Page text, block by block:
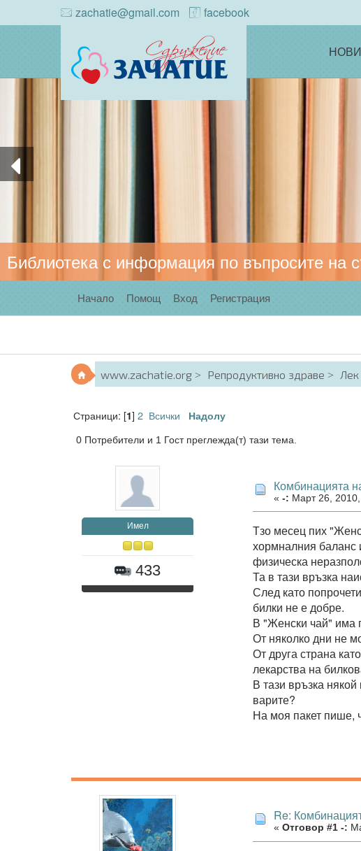
zachatie@gmail.com facebook
Библиотека с информация по въпросите на
Начало Помощ Вход Регистрация
www.zachatie.org Репродуктивно здраве Лек
Страници: [1] 2 Всички Надолу
0 Потребители и 1 Гост преглежда(т) тази тема.
Имел
433
Комбинацията
« -: Март 26,
Тзо месец пих
хормналния баланс
физическа
Та в тази връзка
След като
билки не е добре.
В "Женски чай" има
От няколко дни не
От друга страна
лекарства на
В тази връзка
варите?
На моя пакет пише,
Re:
« Отговор #1 -: